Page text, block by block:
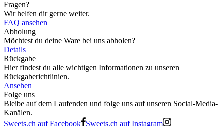
Fragen?
Wir helfen dir gerne weiter.
FAQ ansehen
Abholung
Möchtest du deine Ware bei uns abholen?
Details
Rückgabe
Hier findest du alle wichtigen Informationen zu unseren
Rückgaberichtlinien.
Ansehen
Folge uns
Bleibe auf dem Laufenden und folge uns auf unseren Social-Media-
Kanälen.
Sweets.ch auf Facebook
Sweets.ch auf Instagram